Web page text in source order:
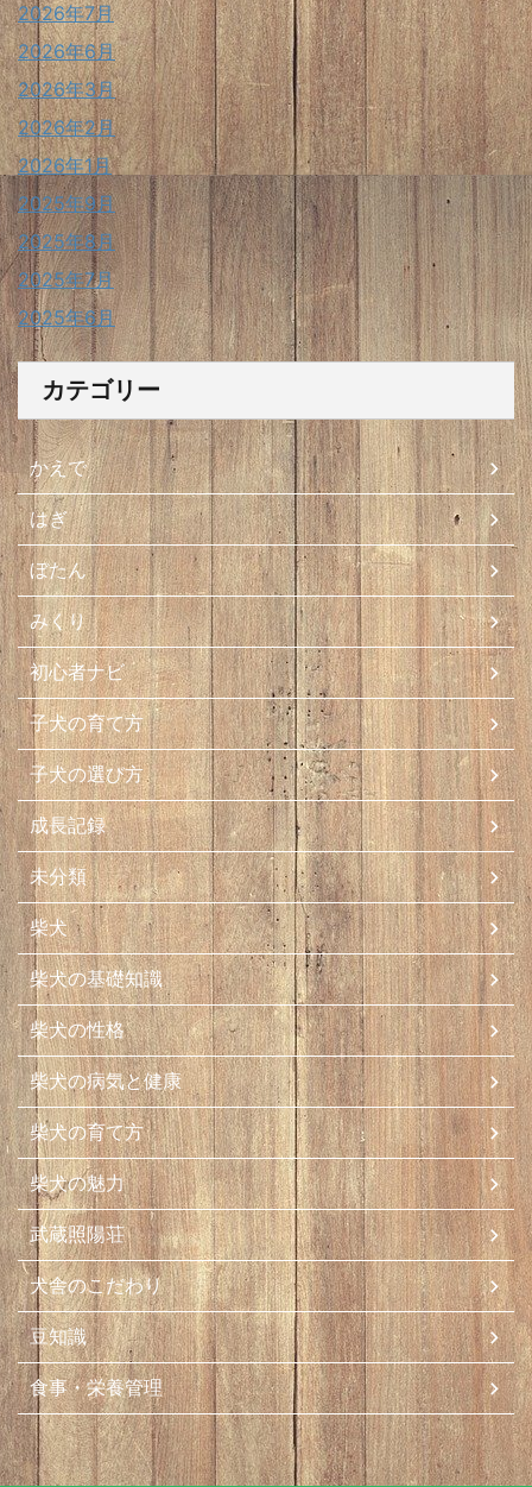
2026年7月
2026年6月
2026年3月
2026年2月
2026年1月
2025年9月
2025年8月
2025年7月
2025年6月
カテゴリー
かえで
はぎ
ぼたん
みくり
初心者ナビ
子犬の育て方
子犬の選び方
成長記録
未分類
柴犬
柴犬の基礎知識
柴犬の性格
柴犬の病気と健康
柴犬の育て方
柴犬の魅力
武蔵照陽荘
犬舎のこだわり
豆知識
食事・栄養管理